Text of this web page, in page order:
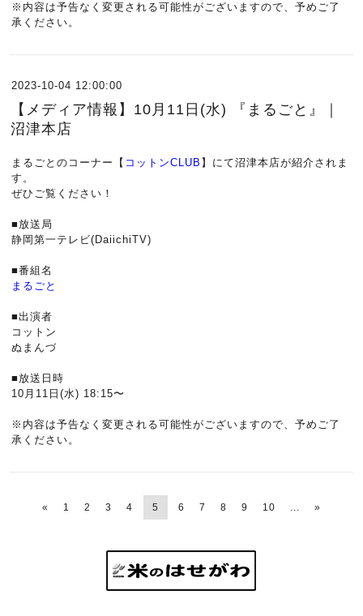
※内容は予告なく変更される可能性がございますので、予めご了
承ください。
2023-10-04 12:00:00
【メディア情報】10月11日(水) 『まるごと』｜
沼津本店
まるごとのコーナー【 コットンCLUB 】にて沼津本店が紹介されま
す。
ぜひご覧ください！
■放送局
静岡第一テレビ(DaiichiTV)
■番組名
まるごと
■出演者
コットン
ぬまんづ
■放送日時
10月11日(水) 18:15〜
※内容は予告なく変更される可能性がございますので、予めご了
承ください。
« 1 2 3 4 5 6 7 8 9 10 ... »